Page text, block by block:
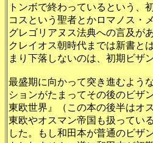
トンボで終わっているという、
コスという聖者とかロマノス・
グレゴリアヌス法典への言及が
クレイオス朝時代までは新書と
まり下落しないのは、初期ビザ
最盛期に向かって突き進むよう
ションがたまってその後のビザ
東欧世界』（この本の後半はオ
東欧やオスマン帝国も扱ってい
した。もし和田本が普通のビザ